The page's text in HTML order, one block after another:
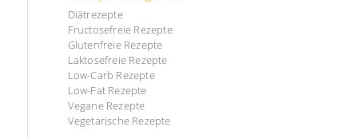
Diätrezepte
Fructosefreie Rezepte
Glutenfreie Rezepte
Laktosefreie Rezepte
Low-Carb Rezepte
Low-Fat Rezepte
Vegane Rezepte
Vegetarische Rezepte